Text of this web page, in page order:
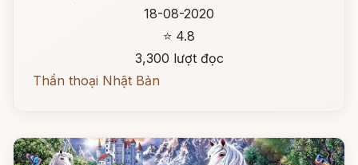
18-08-2020
⭐ 4.8
3,300 lượt đọc
Thần thoại Nhật Bản